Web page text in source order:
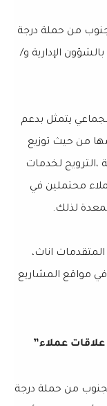
من حملة درجة
الإدارية و/
يتمثل بدعم
من حيث توزيع
لخدمات
محتملين في
لذلك.
اناث،
في مواقع المشاريع
عملاء”
من حملة درجة